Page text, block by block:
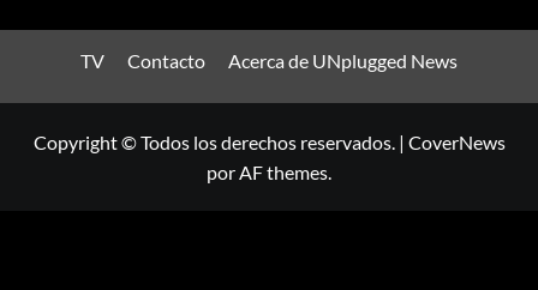
TV Contacto Acerca de UNplugged News
Copyright © Todos los derechos reservados. | CoverNews
por AF themes.